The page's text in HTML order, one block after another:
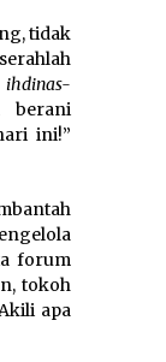
tidak
ihdinas-
berani
ini!”
forum
tokoh
apa